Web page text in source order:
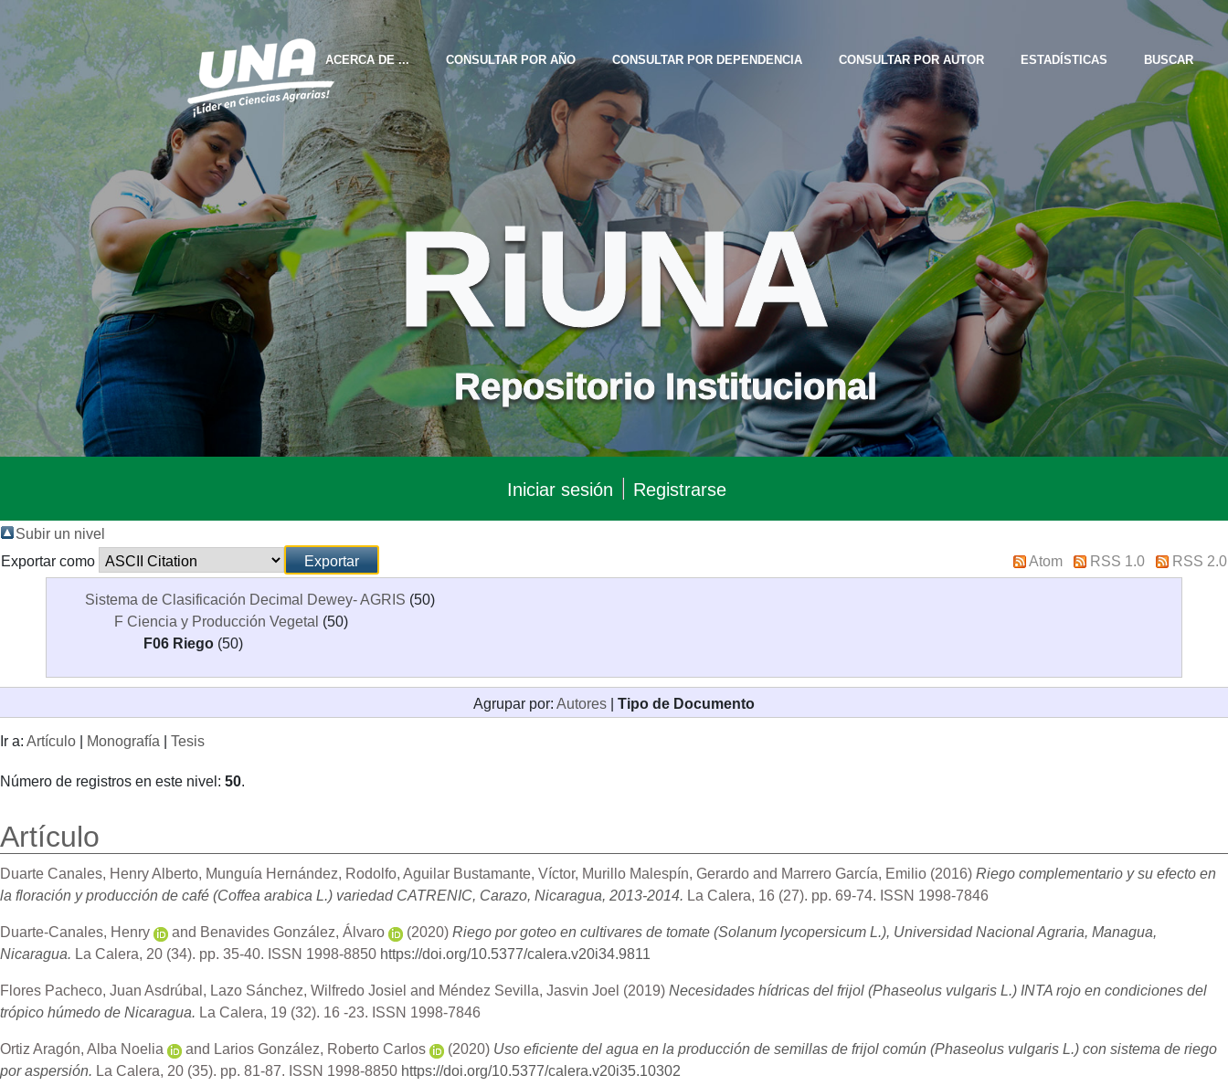
ACERCA DE ... CONSULTAR POR AÑO CONSULTAR POR DEPENDENCIA CONSULTAR POR AUTOR ESTADÍSTICAS BUSCAR
RiUNA
Repositorio Institucional
Iniciar sesión Registrarse
Subir un nivel
Exportar como
Atom RSS 1.0
RSS 2.0
Sistema de Clasificación Decimal Dewey- AGRIS (50)
F Ciencia y Producción Vegetal (50)
F06 Riego (50)
Agrupar por:Autores | Tipo de Documento
Ir a:Artículo | Monografía | Tesis
Número de registros en este nivel: 50.
Artículo
Duarte Canales, Henry Alberto, Munguía Hernández, Rodolfo,Aguilar Bustamante, Víctor, Murillo Malespín, Gerardoand Marrero García, Emilio (2016)Riego complementario y su efecto en
la floración y producción de café (Coffea arabica L.) variedad CATRENIC, Carazo, Nicaragua, 2013-2014. La Calera, 16 (27). pp. 69-74. ISSN 1998-7846
Duarte-Canales, Henry
and Benavides González, Álvaro (2020)Riego por goteo en cultivares de tomate (Solanum lycopersicum L.), Universidad Nacional Agraria, Managua,
Nicaragua. La Calera, 20 (34). pp. 35-40. ISSN 1998-8850 https://doi.org/10.5377/calera.v20i34.9811
Flores Pacheco, Juan Asdrúbal, Lazo Sánchez, Wilfredo Josiel and Méndez Sevilla, Jasvin Joel (2019)Necesidades hídricas del frijol (Phaseolus vulgaris L.) INTA rojo en condiciones del
trópico húmedo de Nicaragua. La Calera, 19 (32). 16 -23. ISSN 1998-7846
Ortiz Aragón, Alba Noelia
and Larios González, Roberto Carlos (2020) Uso eficiente del agua en la producción de semillas de frijol común (Phaseolus vulgaris L.) con sistema de riego
por aspersión. La Calera, 20 (35). pp. 81-87. ISSN 1998-8850 https://doi.org/10.5377/calera.v20i35.10302